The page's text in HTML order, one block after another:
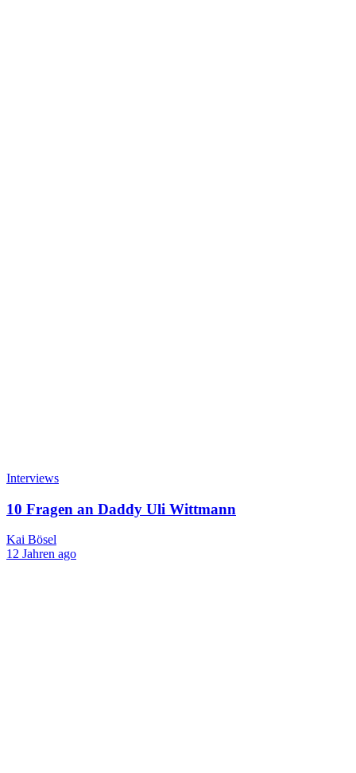
Interviews
10 Fragen an Daddy Uli Wittmann
Kai Bösel
12 Jahren ago